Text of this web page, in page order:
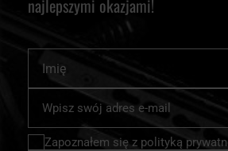
najlepszymi okazjami!
nasz
newsletter:
Zapoznałem się z polityką